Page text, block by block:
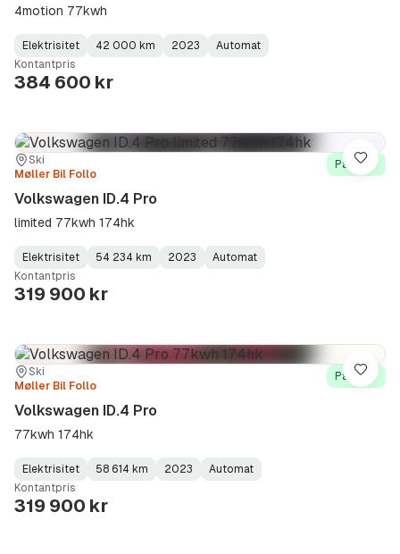
4motion 77kwh
Fuel
Type:
Elektrisitet
Kilometerstand:
42 000 km
Model
Year:
2023
Gearbox
Type:
Automat
Kontantpris
384 600 kr
Sted:
Ski
Forhandler:
Møller Bil Follo
På lager
Volkswagen ID.4 Pro
limited 77kwh 174hk
Fuel
Type:
Elektrisitet
Kilometerstand:
54 234 km
Model
Year:
2023
Gearbox
Type:
Automat
Kontantpris
319 900 kr
Lagre
Sted:
Ski
Forhandler:
Møller Bil Follo
På lager
Volkswagen ID.4 Pro
77kwh 174hk
Fuel
Type:
Elektrisitet
Kilometerstand:
58 614 km
Model
Year:
2023
Gearbox
Type:
Automat
Kontantpris
319 900 kr
Lagre